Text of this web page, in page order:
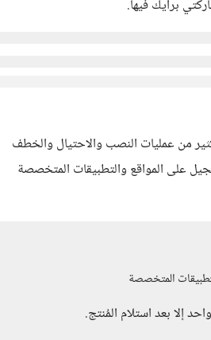
برأيك فيها.
من عمليات النصب والاحتيال والخطف
على المواقع والتطبيقات المتخصصة
المتخصصة
إلا بعد استلام المُنتج.